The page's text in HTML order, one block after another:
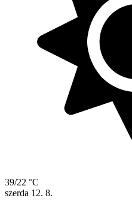
39/22 °C
szerda 12. 8.